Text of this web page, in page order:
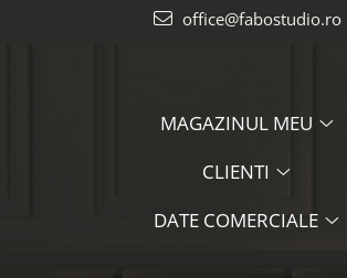
office@fabostudio.ro
MAGAZINUL MEU
CLIENTI
DATE COMERCIALE